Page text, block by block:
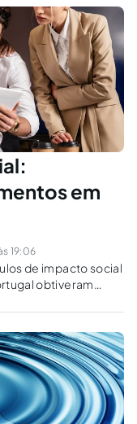
em
19:06
de impacto social